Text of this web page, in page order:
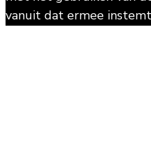
vanuit dat ermee